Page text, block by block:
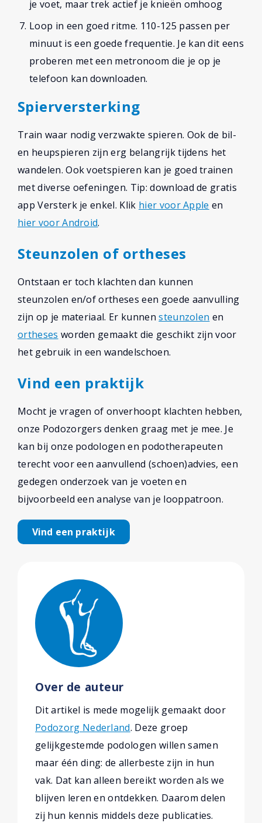
je voet, maar trek actief je knieën omhoog
Loop in een goed ritme. 110-125 passen per
minuut is een goede frequentie. Je kan dit eens
proberen met een metronoom die je op je
telefoon kan downloaden.
Spierversterking
Train waar nodig verzwakte spieren. Ook de bil-
en heupspieren zijn erg belangrijk tijdens het
wandelen. Ook voetspieren kan je goed trainen
met diverse oefeningen. Tip: download de gratis
app Versterk je enkel. Klik hier voor Apple en
hier voor Android.
Steunzolen of ortheses
Ontstaan er toch klachten dan kunnen
steunzolen en/of ortheses een goede aanvulling
zijn op je materiaal. Er kunnensteunzolen en
ortheses worden gemaakt die geschikt zijn voor
het gebruik in een wandelschoen.
Vind een praktijk
Mocht je vragen of onverhoopt klachten hebben,
onze Podozorgers denken graag met je mee. Je
kan bij onze podologen en podotherapeuten
terecht voor een aanvullend (schoen)advies, een
gedegen onderzoek van je voeten en
bijvoorbeeld een analyse van je looppatroon.
Vind een praktijk
Over de auteur
Dit artikel is mede mogelijk gemaakt door
Podozorg Nederland. Deze groep
gelijkgestemde podologen willen samen
maar één ding: de allerbeste zijn in hun
vak. Dat kan alleen bereikt worden als we
blijven leren en ontdekken. Daarom delen
zij hun kennis middels deze publicaties.